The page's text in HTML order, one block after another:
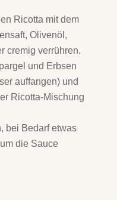
Ricotta mit dem
Olivenöl,
cremig verrühren.
und Erbsen
auffangen) und
Ricotta-Mischung
bei Bedarf etwas
die Sauce